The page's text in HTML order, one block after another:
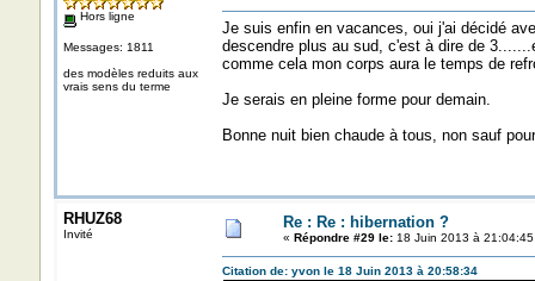
Hors ligne
Messages: 1811
des modèles reduits aux
vrais sens du terme
Je suis enfin en vacances, oui j'ai décidé
descendre plus au sud, c'est à dire de
comme cela mon corps aura le temps de
Je serais en pleine forme pour demain.
Bonne nuit bien chaude à tous, non sauf
RHUZ68
Invité
Re : Re : hibernation ?
« Répondre #29 le:18 Juin 2013 à 21:04:45
Citation de: yvon le 18 Juin 2013 à 20:58:34